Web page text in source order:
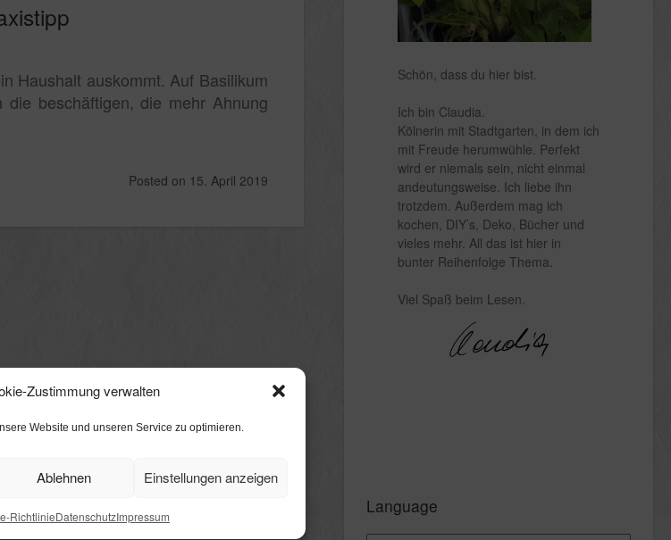
Zustimmung verwalten
Website und unseren Service zu optimieren.
Ablehnen Einstellungen anzeigen
RichtlinieDatenschutzImpressum
Haushalt auskommt. Auf Basilikum
beschäftigen, die mehr Ahnung
Posted on 15. April 2019
Schön, dass du hier bist.
Ich bin Claudia.
Kölnerin mit Stadtgarten, in dem ich
mit Freude herumwühle. Perfekt
wird er niemals sein, nicht einmal
andeutungsweise. Ich liebe ihn
trotzdem. Außerdem mag ich
kochen, DIY’s, Deko, Bücher und
vieles mehr. All das ist hier in
bunter Reihenfolge Thema.
Viel Spaß beim Lesen.
Language